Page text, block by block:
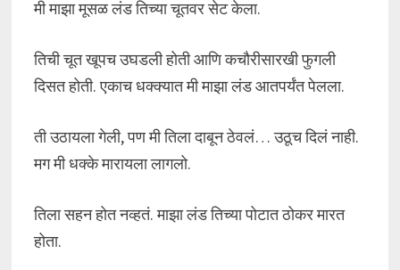
मी माझा मूसळ लंड तिच्या चूतवर सेट केला.
तिची चूत खूपच उघडली होती आणि कचौरीसारखी फुगली
दिसत होती. एकाच धक्क्यात मी माझा लंड आतपर्यंत पेलला.
ती उठायला गेली, पण मी तिला दाबून ठेवलं… उठूच दिलं नाही.
मग मी धक्के मारायला लागलो.
तिला सहन होत नव्हतं. माझा लंड तिच्या पोटात ठोकर मारत
होता.